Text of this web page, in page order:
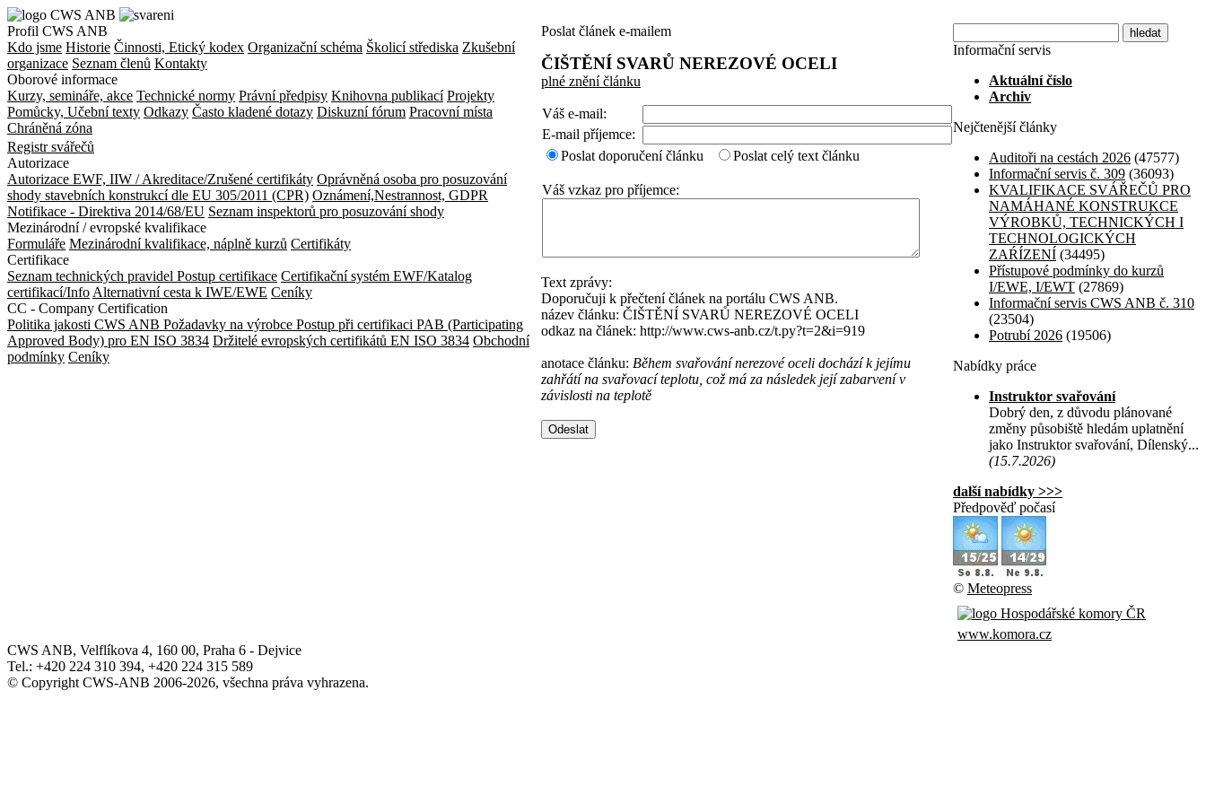
Profil CWS ANB
Kdo jsme Historie Činnosti, Etický kodex Organizační schéma Školicí střediska Zkušební
organizace Seznam členů Kontakty
Oborové informace
Kurzy, semináře, akce Technické normy Právní předpisy Knihovna publikací Projekty
Pomůcky, Učební texty Odkazy Často kladené dotazy Diskuzní fórum Pracovní místa
Chráněná zóna
Registr svářečů
Autorizace
Autorizace EWF, IIW / Akreditace/Zrušené certifikáty Oprávněná osoba pro posuzování
shody stavebních konstrukcí dle EU 305/2011 (CPR) Oznámení,Nestrannost, GDPR
Notifikace - Direktiva 2014/68/EU Seznam inspektorů pro posuzování shody
Mezinárodní / evropské kvalifikace
Formuláře Mezinárodní kvalifikace, náplně kurzů Certifikáty
Certifikace
Seznam technických pravidel Postup certifikace Certifikační systém EWF/Katalog
certifikací/Info Alternativní cesta k IWE/EWE Ceníky
CC - Company Certification
Politika jakosti CWS ANB Požadavky na výrobce Postup při certifikaci PAB (Participating
Approved Body) pro EN ISO 3834 Držitelé evropských certifikátů EN ISO 3834 Obchodní
podmínky Ceníky
Poslat článek e-mailem
ČIŠTĚNÍ SVARŮ NEREZOVÉ OCELI
plné znění článku
Váš e-mail:
E-mail příjemce:
Poslat doporučení článku
Poslat celý text článku
Váš vzkaz pro příjemce:
Text zprávy:
Doporučuji k přečtení článek na portálu CWS ANB.
název článku: ČIŠTĚNÍ SVARŮ NEREZOVÉ OCELI
odkaz na článek: http://www.cws-anb.cz/t.py?t=2&i=919
anotace článku: Během svařování nerezové oceli dochází k jejímu
zahřátí na svařovací teplotu, což má za následek její zabarvení v
závislosti na teplotě
Informační servis
Aktuální číslo
Archiv
Nejčtenější články
Auditoři na cestách 2026 (47577)
Informační servis č. 309 (36093)
KVALIFIKACE SVÁŘEČŮ PRO
NAMÁHANÉ KONSTRUKCE
VÝROBKŮ, TECHNICKÝCH I
TECHNOLOGICKÝCH
ZAŔÍZENÍ (34495)
Přístupové podmínky do kurzů
I/EWE, I/EWT (27869)
Informační servis CWS ANB č. 310
(23504)
Potrubí 2026 (19506)
Nabídky práce
Instruktor svařování
Dobrý den, z důvodu plánované
změny působiště hledám uplatnění
jako Instruktor svařování, Dílenský...
(15.7.2026)
další nabídky >>>
Předpověď počasí
© Meteopress
www.komora.cz
CWS ANB, Velflíkova 4, 160 00, Praha 6 - Dejvice
Tel.: +420 224 310 394, +420 224 315 589
© Copyright CWS-ANB 2006-2026, všechna práva vyhrazena.